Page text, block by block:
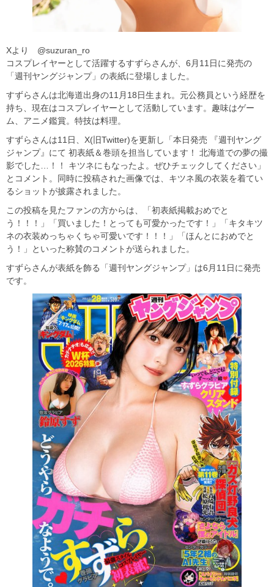
Xより @suzuran_ro
コスプレイヤーとして活躍するすずらさんが、6月11日に発売の
「週刊ヤングジャンプ」の表紙に登場しました。
すずらさんは北海道出身の11月18日生まれ。元公務員という経歴を
持ち、現在はコスプレイヤーとして活動しています。趣味はゲー
ム、アニメ鑑賞。特技は料理。
すずらさんは11日、X(旧Twitter)を更新し「本日発売 『週刊ヤング
ジャンプ』にて 初表紙＆巻頭を担当しています！ 北海道での夢の撮
影でした…！！ キツネにもなったよ。ぜひチェックしてください」
とコメント。同時に投稿された画像では、キツネ風の衣装を着てい
るショットが披露されました。
この投稿を見たファンの方からは、「初表紙掲載おめでと
う！！！」「買いました！とっても可愛かったです！」「キタキツ
ネの衣装めっちゃくちゃ可愛いです！！！」「ほんとにおめでと
う！」といった称賛のコメントが送られました。
すずらさんが表紙を飾る「週刊ヤングジャンプ」は6月11日に発売
です。